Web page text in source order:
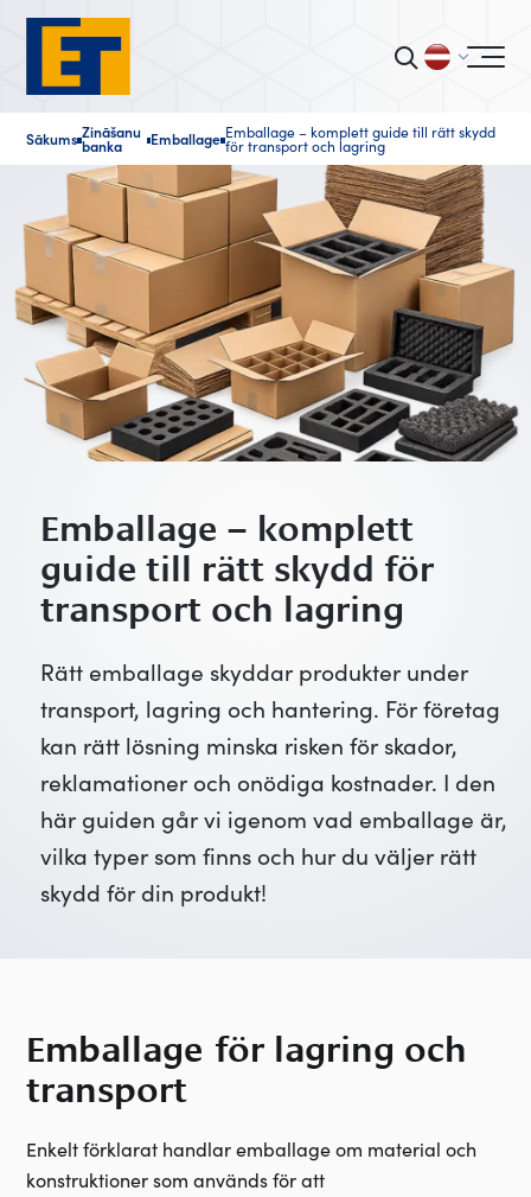
Sākums■
Zināšanu
banka ■Emballage■
Emballage – komplett guide till rätt skydd
för transport och lagring
Emballage – komplett
guide till rätt skydd för
transport och lagring
Rätt emballage skyddar produkter under
transport, lagring och hantering. För företag
kan rätt lösning minska risken för skador,
reklamationer och onödiga kostnader. I den
här guiden går vi igenom vad emballage är,
vilka typer som finns och hur du väljer rätt
skydd för din produkt!
Emballage för lagring och
transport
Enkelt förklarat handlar emballage om material och
konstruktioner som används för att